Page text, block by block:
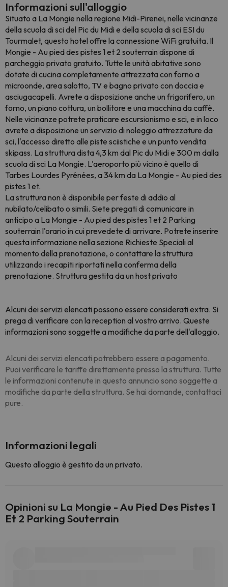
Informazioni sull'alloggio
Situato a La Mongie nella regione Midi-Pirenei, nelle vicinanze
della scuola di sci del Pic du Midi e della scuola di sci ESI du
Tourmalet, questo hotel offre la connessione WiFi gratuita. Il
Mongie - Au pied des pistes 1 et 2 souterrain dispone di
parcheggio privato gratuito. Tutte le unità abitative sono
dotate di cucina completamente attrezzata con forno a
microonde, area salotto, TV e bagno privato con doccia e
asciugacapelli. Avrete a disposizione anche un frigorifero, un
forno, un piano cottura, un bollitore e una macchina da caffè.
Nelle vicinanze potrete praticare escursionismo e sci, e in loco
avrete a disposizione un servizio di noleggio attrezzature da
sci, l'accesso diretto alle piste sciistiche e un punto vendita
skipass. La struttura dista 4,3 km dal Pic du Midi e 300 m dalla
scuola di sci La Mongie. L'aeroporto più vicino è quello di
Tarbes Lourdes Pyrénées, a 34 km da La Mongie - Au pied des
pistes 1 et.
La struttura non è disponibile per feste di addio al
nubilato/celibato o simili. Siete pregati di comunicare in
anticipo a La Mongie - Au pied des pistes 1 et 2 Parking
souterrain l'orario in cui prevedete di arrivare. Potrete inserire
questa informazione nella sezione Richieste Speciali al
momento della prenotazione, o contattare la struttura
utilizzando i recapiti riportati nella conferma della
prenotazione. Struttura gestita da un host privato
Alcuni dei servizi elencati possono essere considerati extra. Si
prega di verificare con la reception al vostro arrivo. Queste
informazioni sono soggette a modifiche da parte dell'alloggio.
Alcuni dei servizi elencati potrebbero essere a pagamento.
Puoi verificare le tariffe direttamente presso la struttura. Tutte
le informazioni contenute in questo annuncio sono soggette a
modifiche da parte della struttura. Se hai domande, contattaci
pure.
Informazioni legali
Questo alloggio è gestito da un privato.
Opinioni su La Mongie - Au Pied Des Pistes 1
Et 2 Parking Souterrain